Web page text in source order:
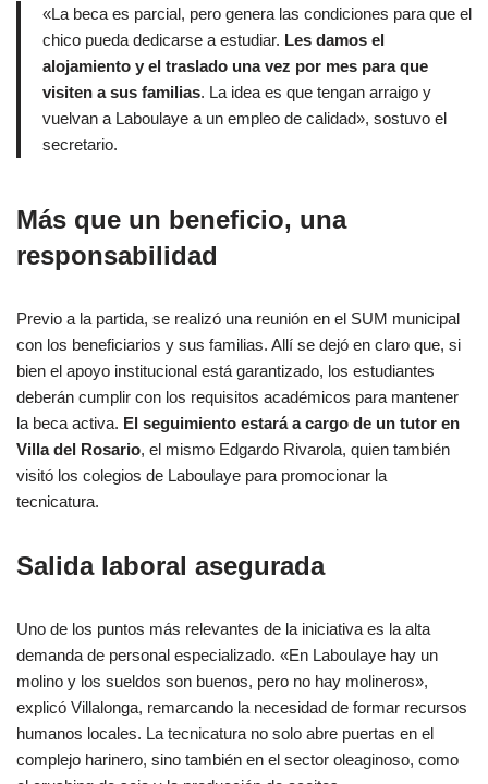
«La beca es parcial, pero genera las condiciones para que el
chico pueda dedicarse a estudiar. Les damos el
alojamiento y el traslado una vez por mes para que
visiten a sus familias. La idea es que tengan arraigo y
vuelvan a Laboulaye a un empleo de calidad», sostuvo el
secretario.
Más que un beneficio, una
responsabilidad
Previo a la partida, se realizó una reunión en el SUM municipal
con los beneficiarios y sus familias. Allí se dejó en claro que, si
bien el apoyo institucional está garantizado, los estudiantes
deberán cumplir con los requisitos académicos para mantener
la beca activa. El seguimiento estará a cargo de un tutor en
Villa del Rosario, el mismo Edgardo Rivarola, quien también
visitó los colegios de Laboulaye para promocionar la
tecnicatura.
Salida laboral asegurada
Uno de los puntos más relevantes de la iniciativa es la alta
demanda de personal especializado. «En Laboulaye hay un
molino y los sueldos son buenos, pero no hay molineros»,
explicó Villalonga, remarcando la necesidad de formar recursos
humanos locales. La tecnicatura no solo abre puertas en el
complejo harinero, sino también en el sector oleaginoso, como